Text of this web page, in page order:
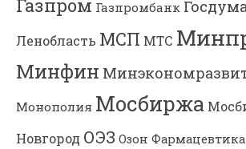
Газпром Газпромбанк
Ленобласть МСП МТС
Минфин
Монополия Мосбиржа
Новгород ОЭЗ Озон Фармацевтика